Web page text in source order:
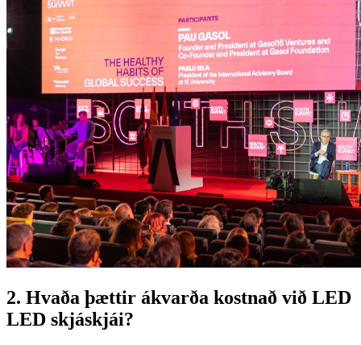
2. Hvaða þættir ákvarða kostnað við LED
LED skjáskjái?